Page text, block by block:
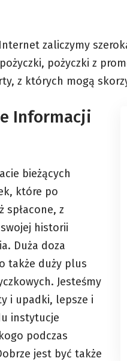
zaliczymy
pożyczki z
z których mogą
Informacji
bieżących
które po
spłacone, z
historii
Duża doza
także duży plus
Jesteśmy
i upadki, lepsze i
instytucje
podczas
jest być także